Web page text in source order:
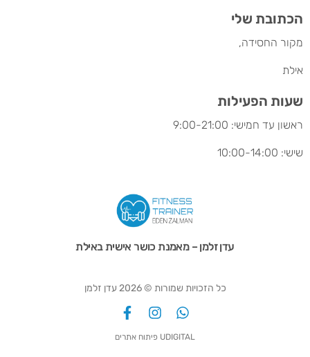
עדן זלמן – מאמנת כושר אישית באילת
הכתובת שלי
שעות הפעילות
מקור החסידה,
אילת
ראשון עד חמישי: 9:00-21:00
שישי: 10:00-14:00
כל הזכויות שמורות © 2026 עדן זלמן
UDIGITAL פיתוח אתרים